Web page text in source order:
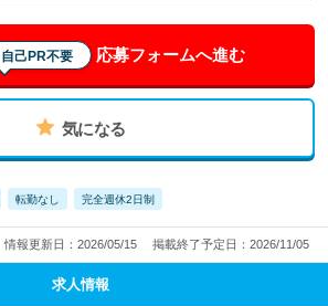
己PR不要 応募フォームへ進む
気になる
転勤なし 完全週休2日制
情報更新日：2026/05/15 掲載終了予定日：2026/11/05
求人情報